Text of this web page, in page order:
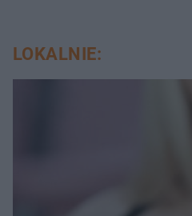
LOKALNIE: